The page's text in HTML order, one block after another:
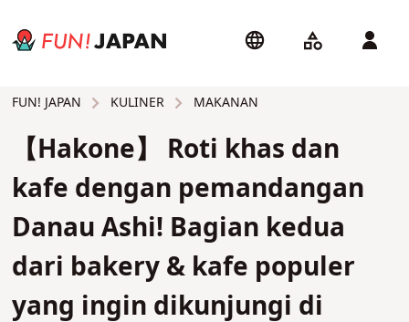
FUN! JAPAN KULINER MAKANAN
【Hakone】 Roti khas dan
kafe dengan pemandangan
Danau Ashi! Bagian kedua
dari bakery & kafe populer
yang ingin dikunjungi di